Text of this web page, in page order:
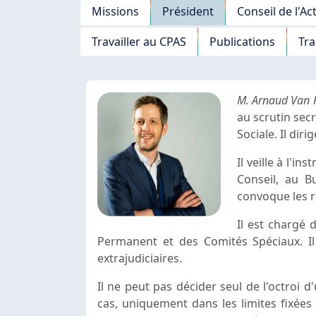
Navigation principale
Missions Président
Conseil de
Travailler au CPAS
Publications
M. Arnaud Van
au scrutin
Sociale. Il
Il veille à
Conseil, au
convoque les
Il est chargé
Permanent et des Comités Spéciaux.
extrajudiciaires.
Il ne peut pas décider seul de l'octroi
cas, uniquement dans les limites